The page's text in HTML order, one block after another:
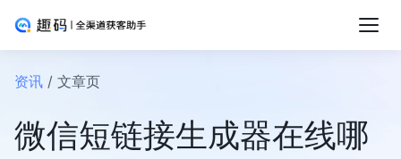
资讯 / 文章页
微信短链接生成器在线哪